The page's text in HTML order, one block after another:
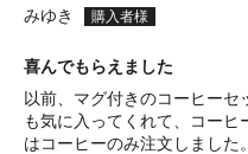
みゆき
喜んでもらえました
以前、マグ付きのコーヒー
も気に入ってくれて、コー
はコーヒーのみ注文しました。